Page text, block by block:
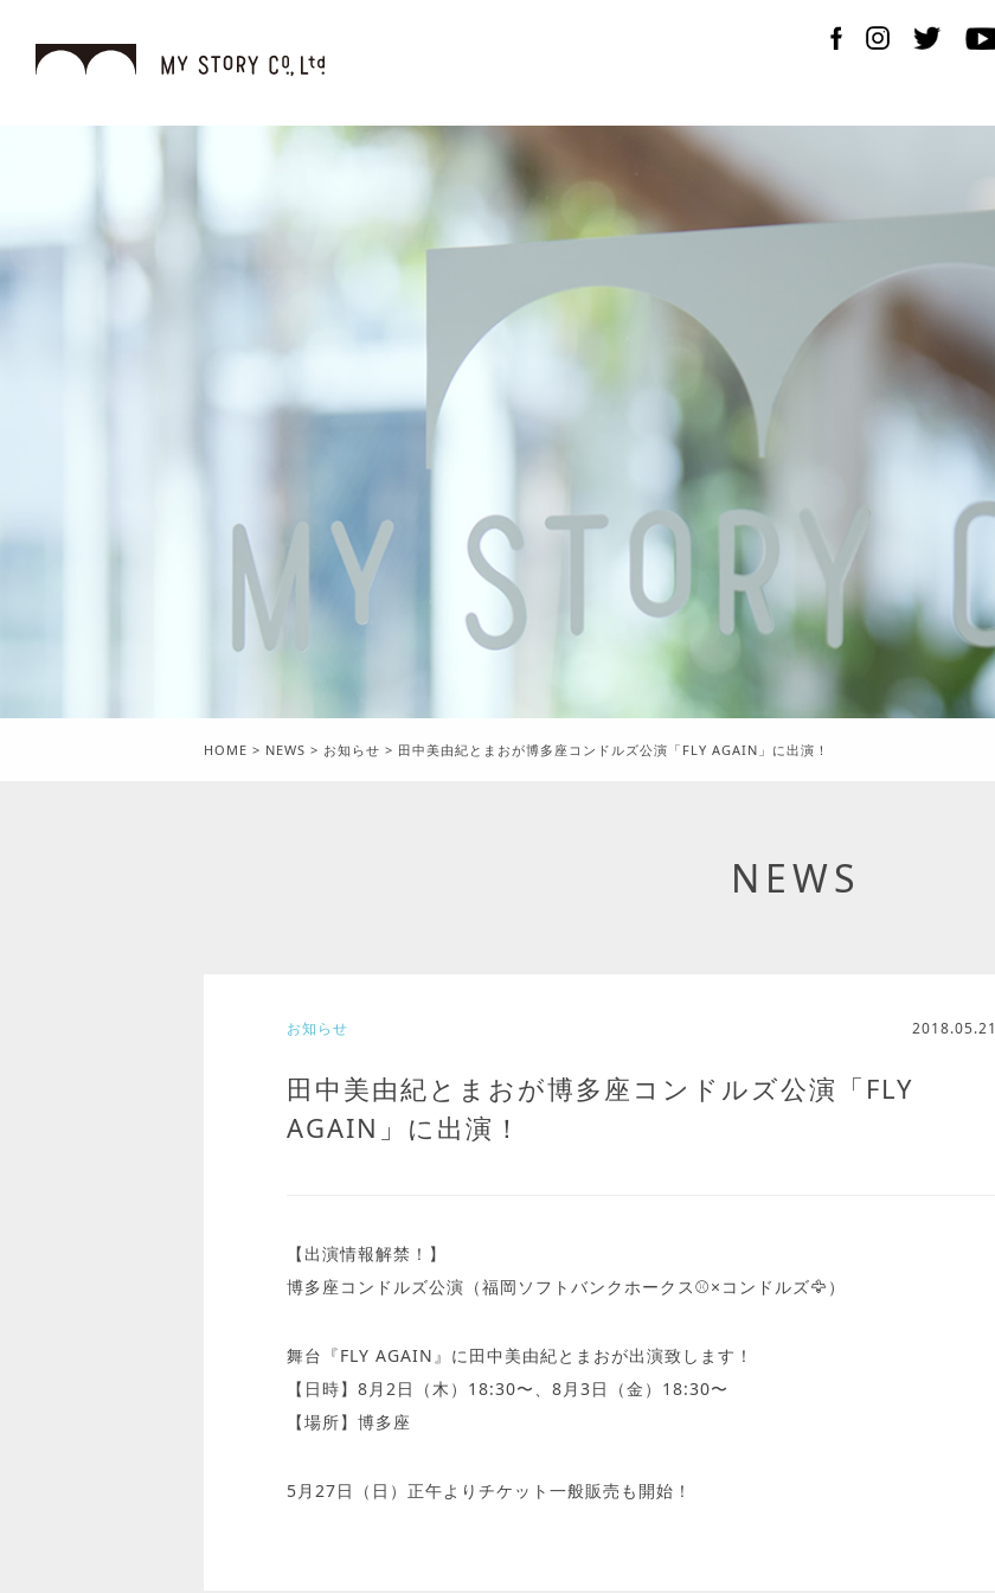
HOME > NEWS > お知らせ > 田中美由紀とまおが博多座コンドルズ公演「FLY AGAIN」に出演！
NEWS
田中美由紀とまおが博多座コンドルズ公演「FLY
AGAIN」に出演！
お知らせ 2018.05.21
【出演情報解禁！】
博多座コンドルズ公演（福岡ソフトバンクホークス⚾️×コンドルズ🦅 ）
舞台『FLY AGAIN』に田中美由紀とまおが出演致します！
【日時】8月2日（木）18:30〜、8月3日（金）18:30〜
【場所】博多座
5月27日（日）正午よりチケット一般販売も開始！